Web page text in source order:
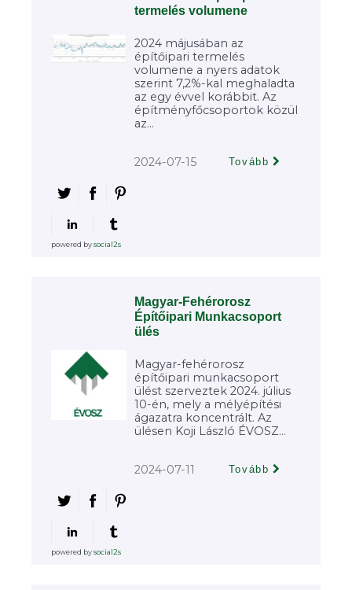
termelés volumene
2024 májusában az
építőipari termelés
volumene a nyers adatok
szerint 7,2%-kal meghaladta
az egy évvel korábbit. Az
építményfőcsoportok közül
az...
2024-07-15 Tovább
powered bysocial2s
Magyar-Fehérorosz
Építőipari Munkacsoport
ülés
Magyar-fehérorosz
építőipari munkacsoport
ülést szerveztek 2024. július
10-én, mely a mélyépítési
ágazatra koncentrált. Az
ülésen Koji László ÉVOSZ...
2024-07-11 Tovább
powered bysocial2s